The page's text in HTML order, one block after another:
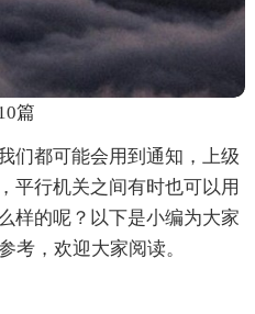
篇
们都可能会用到通知，上级
平行机关之间有时也可以用
样的呢？以下是小编为大家
考，欢迎大家阅读。